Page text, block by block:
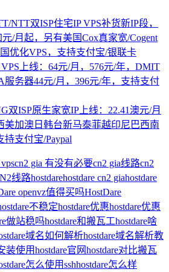
NTT双ISP住宅IP VPS补货新IP段，
/月起，另有美国Cox真家宽/Cogent
优化VPS，支持支付宝/银联卡
上线：64元/月，576元/年，DMIT
服务器44元/月，396元/年，支持支付
双ISP原生家宽IP上线：22.41澳元/月
美加澳日韩台新马泰菲越印尼巴西南
持支付宝/Paypal
cn2 gia 有没有必要cn2 gia线路cn2
线路hostdarehostdare cn2 giahostdare
openvz值得买吗HostDare
不稳定hostdare优惠hostdare优惠
做站稳吗hostdare和搬瓦工hostdare啥
域名如何解析hostdare域名解析教
装使用hostdare官网hostdare对比搬瓦
怎么使用sshhostdare怎么样